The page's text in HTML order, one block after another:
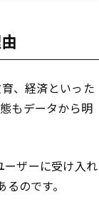
、経済といった
もデータから明
ザーに受け入れ
のです。